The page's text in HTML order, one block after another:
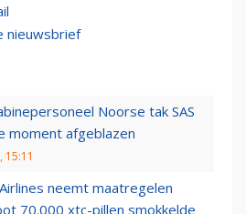
nieuwsbrief
Noorse tak SAS
moment afgeblazen
15:11
neemt maatregelen
70.000 xtc-pillen smokkelde